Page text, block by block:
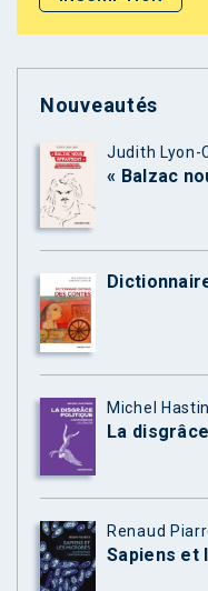
Nouveautés
Judith Lyon-
« Balzac
Michel
La
Renaud
Sapiens et